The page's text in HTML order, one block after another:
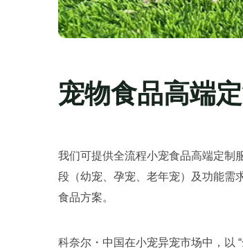
宠物食品高端
我们可提供全流程小宠食品高端定制
段（幼宠、孕宠、老年宠）及功能需
食品方案。
科奈尔・中国在小宠异宠市场中，以